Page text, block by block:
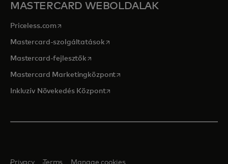
MASTERCARD WEBOLDALAK
Priceless.com opens in a new tab
Mastercard-szolgáltatásokopens in a new tab
Mastercard-fejlesztők opens in a new tab
Mastercard Marketingközpontopens in a new tab
Inkluzív Növekedés Központopens in a new tab
Privacy Terms Manage cookies